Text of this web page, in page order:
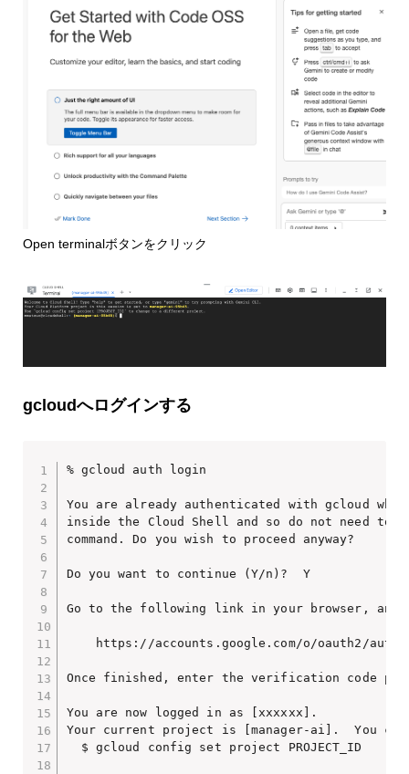
Open terminalボタンをクリック
gcloudへログインする
% gcloud auth login
You are already authenticated with gcloud
inside the Cloud Shell and so do not need to
command. Do you wish to proceed anyway?
Do you want to continue (Y/n)?  Y
Go to the following link in your browser, and
https://accounts.google.com/o/oauth2/
Once finished, enter the verification code
You are now logged in as [xxxxxx].
Your current project is [manager-ai].  You
  $ gcloud config set project PROJECT_ID